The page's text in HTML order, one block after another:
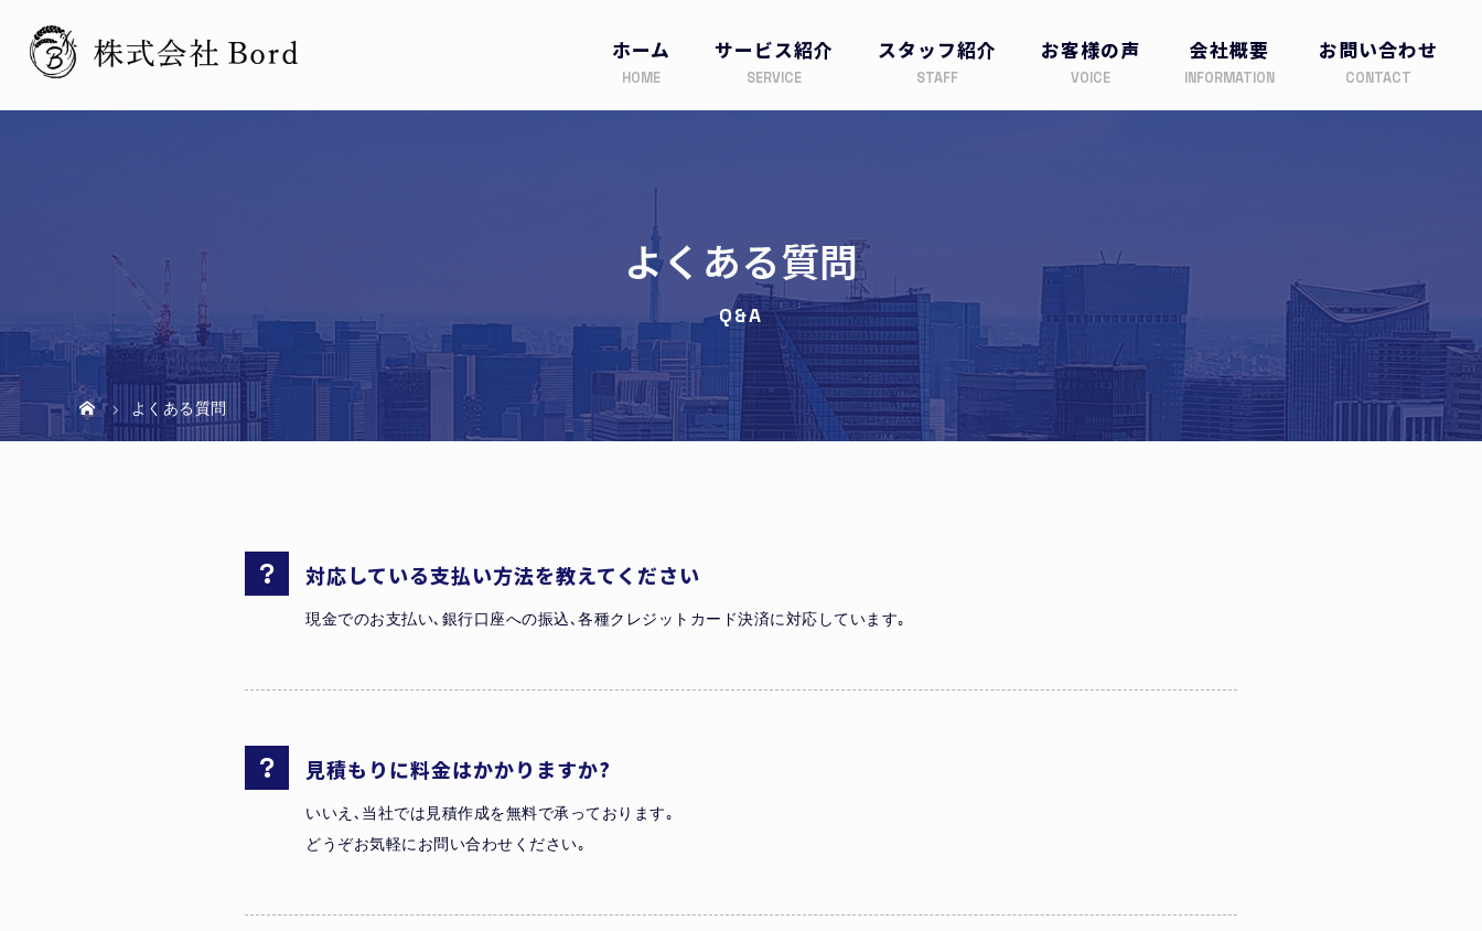
ホーム サービス紹介 スタッフ紹介 お客様の声 会社概要 お問い合わせ
よくある質問
Q&A
よくある質問
対応している支払い方法を教えてください
現金でのお支払い､銀行口座への振込､各種クレジットカード決済に対応しています｡
見積もりに料金はかかりますか?
いいえ､当社では見積作成を無料で承っております｡
どうぞお気軽にお問い合わせください｡